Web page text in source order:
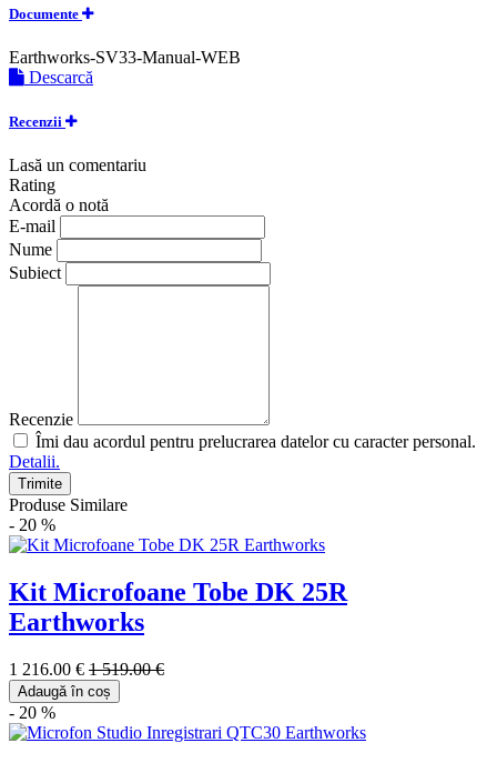
Documente
Earthworks-SV33-Manual-WEB
Descarcă
Recenzii
Lasă un comentariu
Rating
Acordă o notă
E-mail
Nume
Subiect
Recenzie
Îmi dau acordul pentru prelucrarea datelor cu caracter personal.
Detalii.
Trimite
Produse Similare
- 20 %
Kit Microfoane Tobe DK 25R
Earthworks
1 216.00 € 1 519.00 €
Adaugă în coș
- 20 %